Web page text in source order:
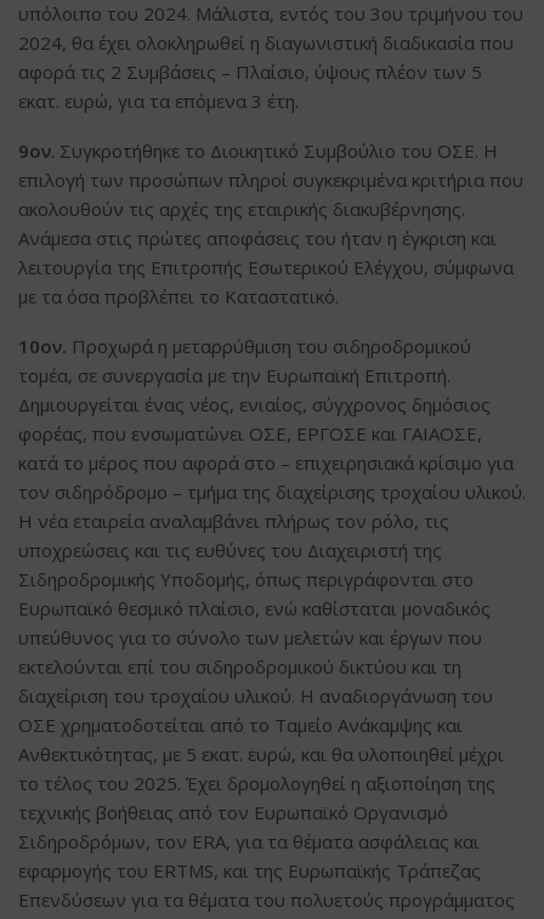
υπόλοιπο του 2024. Μάλιστα, εντός του 3ου τριμήνου του
2024, θα έχει ολοκληρωθεί η διαγωνιστική διαδικασία που
αφορά τις 2 Συμβάσεις – Πλαίσιο, ύψους πλέον των 5
εκατ. ευρώ, για τα επόμενα 3 έτη.
9ον. Συγκροτήθηκε το Διοικητικό Συμβούλιο του ΟΣΕ. Η
επιλογή των προσώπων πληροί συγκεκριμένα κριτήρια που
ακολουθούν τις αρχές της εταιρικής διακυβέρνησης.
Ανάμεσα στις πρώτες αποφάσεις του ήταν η έγκριση και
λειτουργία της Επιτροπής Εσωτερικού Ελέγχου, σύμφωνα
με τα όσα προβλέπει το Καταστατικό.
10ον. Προχωρά η μεταρρύθμιση του σιδηροδρομικού
τομέα, σε συνεργασία με την Ευρωπαϊκή Επιτροπή.
Δημιουργείται ένας νέος, ενιαίος, σύγχρονος δημόσιος
φορέας, που ενσωματώνει ΟΣΕ, ΕΡΓΟΣΕ και ΓΑΙΑΟΣΕ,
κατά το μέρος που αφορά στο – επιχειρησιακά κρίσιμο για
τον σιδηρόδρομο – τμήμα της διαχείρισης τροχαίου υλικού.
Η νέα εταιρεία αναλαμβάνει πλήρως τον ρόλο, τις
υποχρεώσεις και τις ευθύνες του Διαχειριστή της
Σιδηροδρομικής Υποδομής, όπως περιγράφονται στο
Ευρωπαϊκό θεσμικό πλαίσιο, ενώ καθίσταται μοναδικός
υπεύθυνος για το σύνολο των μελετών και έργων που
εκτελούνται επί του σιδηροδρομικού δικτύου και τη
διαχείριση του τροχαίου υλικού. Η αναδιοργάνωση του
ΟΣΕ χρηματοδοτείται από το Ταμείο Ανάκαμψης και
Ανθεκτικότητας, με 5 εκατ. ευρώ, και θα υλοποιηθεί μέχρι
το τέλος του 2025. Έχει δρομολογηθεί η αξιοποίηση της
τεχνικής βοήθειας από τον Ευρωπαϊκό Οργανισμό
Σιδηροδρόμων, τον ΕRA, για τα θέματα ασφάλειας και
εφαρμογής του ERTMS, και της Ευρωπαϊκής Τράπεζας
Επενδύσεων για τα θέματα του πολυετούς προγράμματος